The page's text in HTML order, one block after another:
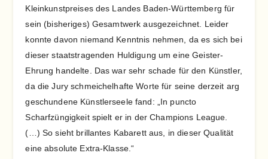
Kleinkunstpreises des Landes Baden-Württemberg für
sein (bisheriges) Gesamtwerk ausgezeichnet. Leider
konnte davon niemand Kenntnis nehmen, da es sich bei
dieser staatstragenden Huldigung um eine Geister-
Ehrung handelte. Das war sehr schade für den Künstler,
da die Jury schmeichelhafte Worte für seine derzeit arg
geschundene Künstlerseele fand: „In puncto
Scharfzüngigkeit spielt er in der Champions League.
(…) So sieht brillantes Kabarett aus, in dieser Qualität
eine absolute Extra-Klasse.“